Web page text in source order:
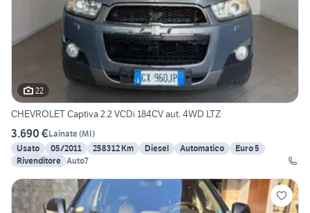
22
CHEVROLET Captiva 2.2 VCDi 184CV aut. 4WD LTZ
3.690 €Lainate(MI)
Usato
05/2011 258312 Km Diesel Automatico
Euro 5
Rivenditore Auto7